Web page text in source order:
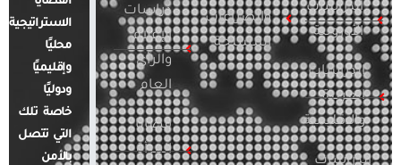
الدراسات
الأوروبية
الدراسات
العربية
والإقليمية
الدراسات
والصراعات
المسلحة
دراسات
الإعلام
والرأي
العام
قضايا
المرأة
الاستراتيجية
محليًا
وإقليميًا
ودوليًا
خاصة تلك
التي تتصل
بالأمن